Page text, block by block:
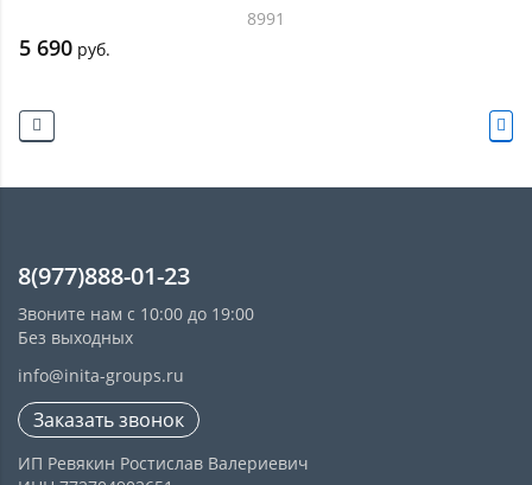
8991
5 690 руб.
8(977)888-01-23
Звоните нам с 10:00 до 19:00
Без выходных
info@inita-groups.ru
Заказать звонок
ИП Ревякин Ростислав Валериевич